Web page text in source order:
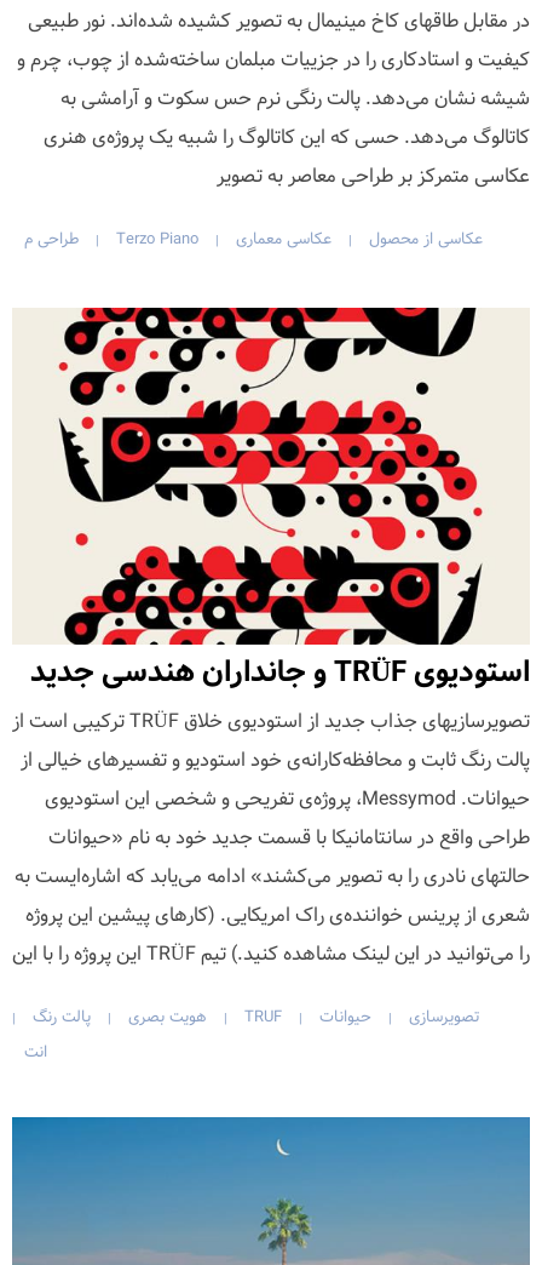
در مقابل طاقهای کاخ مینیمال به تصویر کشیده شده‌اند. نور طبیعی
کیفیت و استادکاری را در جزییات مبلمان ساخته‌شده از چوب، چرم و
شیشه نشان می‌دهد. پالت رنگی نرم حس سکوت و آرامشی به
کاتالوگ می‌دهد. حسی که این کاتالوگ را شبیه یک پروژه‌ی هنری
عکاسی متمرکز بر طراحی معاصر به تصویر
عکاسی از محصول | عکاسی معماری |
Terzo Piano
| طراحی م
استودیوی TRÜF و جانداران هندسی جدید
تصویرسازیهای جذاب جدید از استودیوی خلاق TRÜF ترکیبی است از
پالت رنگ ثابت و محافظه‌کارانه‌ی خود استودیو و تفسیرهای خیالی از
حیوانات. Messymod، پروژه‌ی تفریحی و شخصی این استودیوی
طراحی واقع در سانتامانیکا با قسمت جدید خود به نام «حیوانات
حالتهای نادری را به تصویر می‌کشند» ادامه می‌یابد که اشاره‌ایست به
شعری از پرینس خواننده‌ی راک امریکایی. (کارهای پیشین این پروژه
را می‌توانید در این لینک مشاهده کنید.) تیم TRÜF این پروژه را با این
تصویرسازی | حیوانات |
TRUF
| هویت بصری | پالت رنگ |
انت